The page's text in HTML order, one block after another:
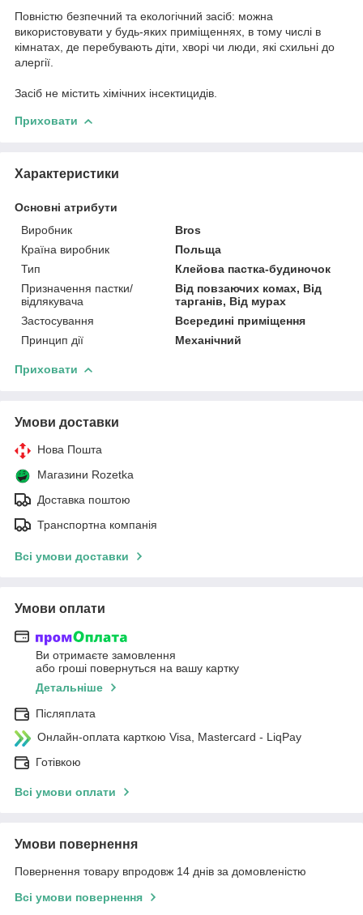
Повністю безпечний та екологічний засіб: можна
використовувати у будь-яких приміщеннях, в тому числі в
кімнатах, де перебувають діти, хворі чи люди, які схильні до
алергії.
Засіб не містить хімічних інсектицидів.
Приховати
Характеристики
Основні атрибути
Виробник
Bros
Країна виробник
Польща
Тип
Клейова пастка-будиночок
Призначення пастки/
відлякувача
Від повзаючих комах, Від
тарганів, Від мурах
Застосування
Всередині приміщення
Принцип дії
Механічний
Приховати
Умови доставки
Нова Пошта
Магазини Rozetka
Доставка поштою
Транспортна компанія
Всі умови доставки
Умови оплати
Ви отримаєте замовлення
або гроші повернуться на вашу картку
Детальніше
Післяплата
Онлайн-оплата карткою Visa, Mastercard - LiqPay
Готівкою
Всі умови оплати
Умови повернення
Повернення товару впродовж 14 днів за домовленістю
Всі умови повернення